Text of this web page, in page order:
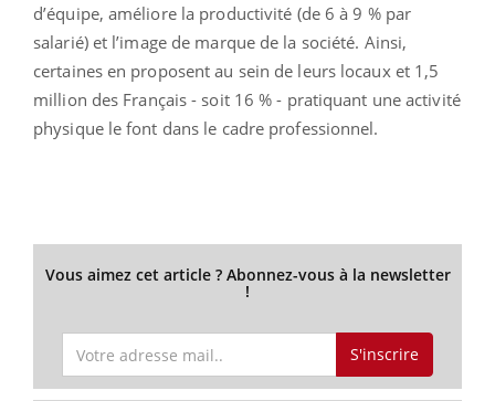
d’équipe, améliore la productivité (de 6 à 9 % par
salarié) et l’image de marque de la société. Ainsi,
certaines en proposent au sein de leurs locaux et 1,5
million des Français - soit 16 % - pratiquant une activité
physique le font dans le cadre professionnel.
Vous aimez cet article ? Abonnez-vous à la newsletter
!
S'inscrire